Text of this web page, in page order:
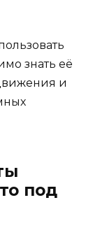
знать её
и
под